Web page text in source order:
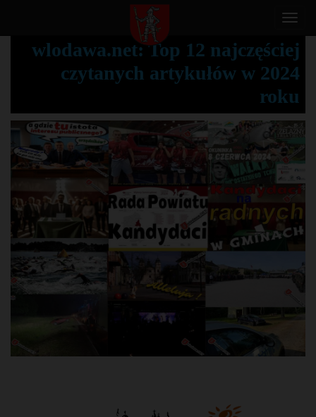
T
g
g
e
n
g
a
t
i
n
wlodawa.net: Top 12 najczęściej
czytanych artykułów w 2024
roku